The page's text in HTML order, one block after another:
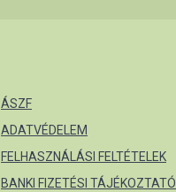
ÁSZF
ADATVÉDELEM
FELHASZNÁLÁSI FELTÉTELEK
BANKI FIZETÉSI TÁJÉKOZTATÓ